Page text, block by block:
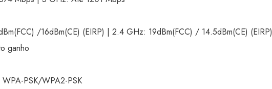
/16dBm(CE) (EIRP) | 2.4 GHz: 19dBm(FCC) / 14.5dBm(CE) (EIRP)
ganho
PSK/WPA2-PSK